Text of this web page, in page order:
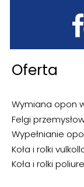
Oferta
Wymiana opon
Felgi
Wypełnianie
Koła i rolki
Koła i rolki